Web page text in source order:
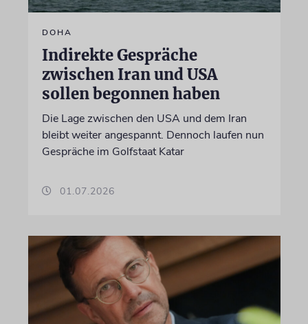
DOHA
Indirekte Gespräche
zwischen Iran und USA
sollen begonnen haben
Die Lage zwischen den USA und dem Iran
bleibt weiter angespannt. Dennoch laufen nun
Gespräche im Golfstaat Katar
01.07.2026